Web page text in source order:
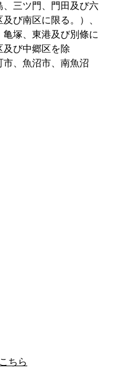
三ツ門、門田及び六
び南区に限る。）、
塚、東港及び別條に
及び中郷区を除
市、魚沼市、南魚沼
ちら